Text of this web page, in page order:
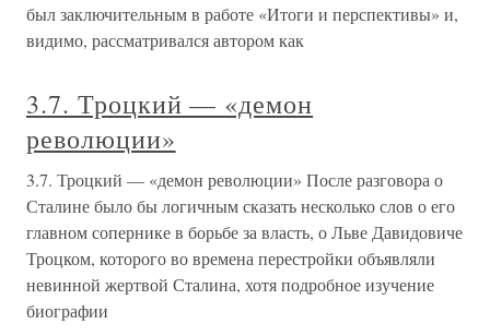
был заключительным в работе «Итоги и перспективы» и,
видимо, рассматривался автором как
3.7. Троцкий — «демон
революции»
3.7. Троцкий — «демон революции» После разговора о
Сталине было бы логичным сказать несколько слов о его
главном сопернике в борьбе за власть, о Льве Давидовиче
Троцком, которого во времена перестройки объявляли
невинной жертвой Сталина, хотя подробное изучение
биографии